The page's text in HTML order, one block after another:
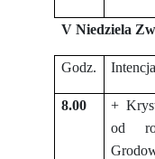
V Niedziela
Godz. Intencja
8.00
+
od